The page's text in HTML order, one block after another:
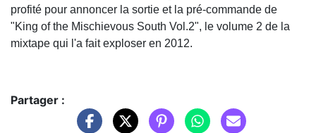
profité pour annoncer la sortie et la pré-commande de
"King of the Mischievous South Vol.2", le volume 2 de la
mixtape qui l'a fait exploser en 2012.
Partager :